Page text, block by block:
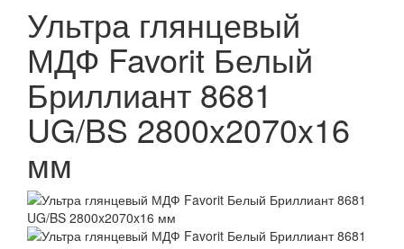
Ультра глянцевый
МДФ Favorit Белый
Бриллиант 8681
UG/BS 2800x2070x16
мм